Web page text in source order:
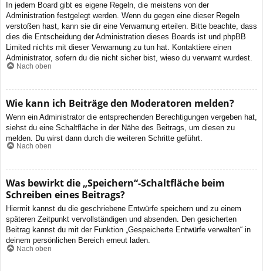
In jedem Board gibt es eigene Regeln, die meistens von der
Administration festgelegt werden. Wenn du gegen eine dieser Regeln
verstoßen hast, kann sie dir eine Verwarnung erteilen. Bitte beachte, dass
dies die Entscheidung der Administration dieses Boards ist und phpBB
Limited nichts mit dieser Verwarnung zu tun hat. Kontaktiere einen
Administrator, sofern du die nicht sicher bist, wieso du verwarnt wurdest.
Nach oben
Wie kann ich Beiträge den Moderatoren melden?
Wenn ein Administrator die entsprechenden Berechtigungen vergeben hat,
siehst du eine Schaltfläche in der Nähe des Beitrags, um diesen zu
melden. Du wirst dann durch die weiteren Schritte geführt.
Nach oben
Was bewirkt die „Speichern“-Schaltfläche beim
Schreiben eines Beitrags?
Hiermit kannst du die geschriebene Entwürfe speichern und zu einem
späteren Zeitpunkt vervollständigen und absenden. Den gesicherten
Beitrag kannst du mit der Funktion „Gespeicherte Entwürfe verwalten“ in
deinem persönlichen Bereich erneut laden.
Nach oben